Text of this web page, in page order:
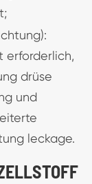
erforderlich,
drüse
und
leckage.